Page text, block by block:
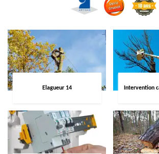
Elagueur 14 Intervention